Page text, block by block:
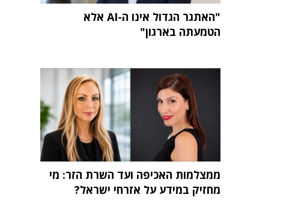
"האתגר הגדול אינו ה-AI אלא
הטמעתה בארגון"
ממצלמות האכיפה ועד השרת הזר: מי
מחזיק במידע על אזרחי ישראל?